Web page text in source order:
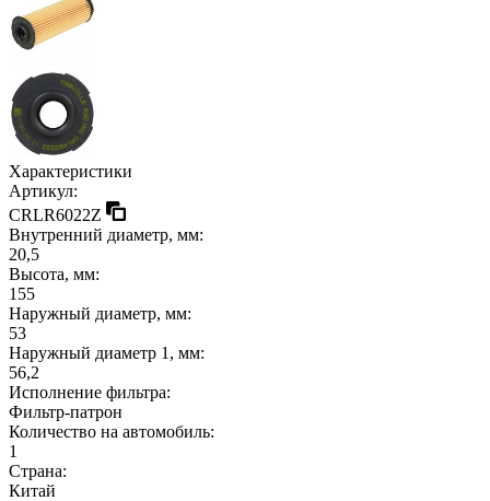
Характеристики
Артикул:
CRLR6022Z
Внутренний диаметр, мм:
20,5
Высота, мм:
155
Наружный диаметр, мм:
53
Наружный диаметр 1, мм:
56,2
Исполнение фильтра:
Фильтр-патрон
Количество на автомобиль:
1
Страна:
Китай